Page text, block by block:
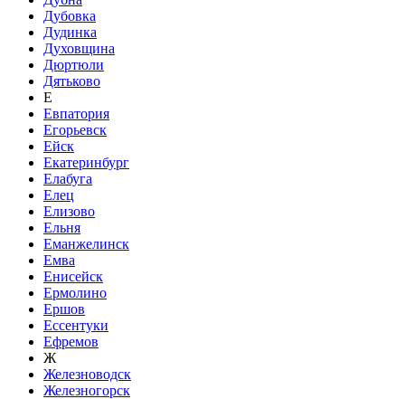
Дубовка
Дудинка
Духовщина
Дюртюли
Дятьково
Е
Евпатория
Егорьевск
Ейск
Екатеринбург
Елабуга
Елец
Елизово
Ельня
Еманжелинск
Емва
Енисейск
Ермолино
Ершов
Ессентуки
Ефремов
Ж
Железноводск
Железногорск